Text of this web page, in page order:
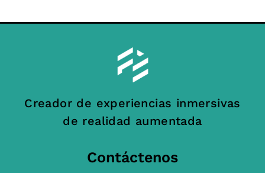
Creador de experiencias inmersivas
de realidad aumentada
Contáctenos